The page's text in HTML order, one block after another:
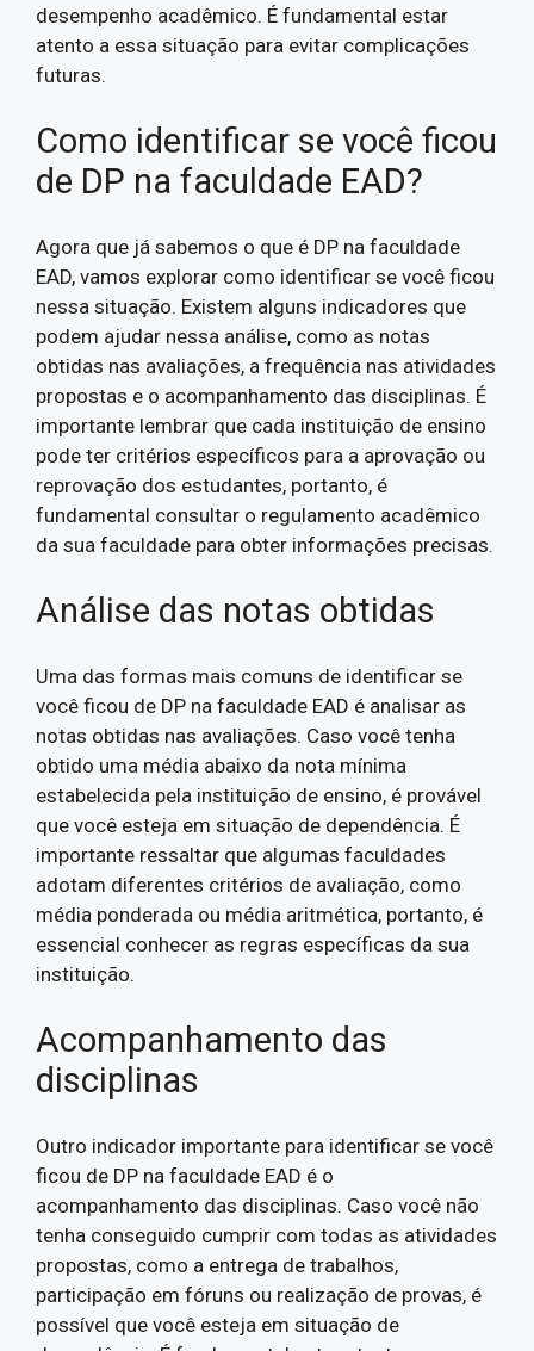
desempenho acadêmico. É fundamental estar
atento a essa situação para evitar complicações
futuras.
Como identificar se você ficou
de DP na faculdade EAD?
Agora que já sabemos o que é DP na faculdade
EAD, vamos explorar como identificar se você ficou
nessa situação. Existem alguns indicadores que
podem ajudar nessa análise, como as notas
obtidas nas avaliações, a frequência nas atividades
propostas e o acompanhamento das disciplinas. É
importante lembrar que cada instituição de ensino
pode ter critérios específicos para a aprovação ou
reprovação dos estudantes, portanto, é
fundamental consultar o regulamento acadêmico
da sua faculdade para obter informações precisas.
Análise das notas obtidas
Uma das formas mais comuns de identificar se
você ficou de DP na faculdade EAD é analisar as
notas obtidas nas avaliações. Caso você tenha
obtido uma média abaixo da nota mínima
estabelecida pela instituição de ensino, é provável
que você esteja em situação de dependência. É
importante ressaltar que algumas faculdades
adotam diferentes critérios de avaliação, como
média ponderada ou média aritmética, portanto, é
essencial conhecer as regras específicas da sua
instituição.
Acompanhamento das
disciplinas
Outro indicador importante para identificar se você
ficou de DP na faculdade EAD é o
acompanhamento das disciplinas. Caso você não
tenha conseguido cumprir com todas as atividades
propostas, como a entrega de trabalhos,
participação em fóruns ou realização de provas, é
possível que você esteja em situação de